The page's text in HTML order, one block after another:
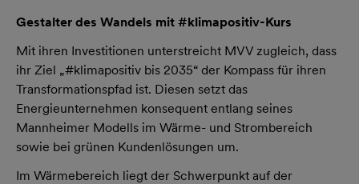
Gestalter des Wandels mit #klimapositiv-Kurs
Mit ihren Investitionen unterstreicht MVV zugleich, dass
ihr Ziel „#klimapositiv bis 2035“ der Kompass für ihren
Transformationspfad ist. Diesen setzt das
Energieunternehmen konsequent entlang seines
Mannheimer Modells im Wärme- und Strombereich
sowie bei grünen Kundenlösungen um.
Im Wärmebereich liegt der Schwerpunkt auf der